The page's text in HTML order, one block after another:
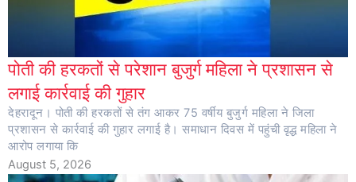
पोती की हरकतों से परेशान बुजुर्ग महिला ने प्रशासन से
लगाई कार्रवाई की गुहार
देहरादून। पोती की हरकतों से तंग आकर 75 वर्षीय बुजुर्ग महिला ने जिला
प्रशासन से कार्रवाई की गुहार लगाई है। समाधान दिवस में पहुंची वृद्ध महिला ने
आरोप लगाया कि
August 5, 2026